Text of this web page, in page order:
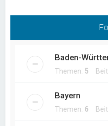
Baden-
Themen: 5
Bayern
Themen: 6